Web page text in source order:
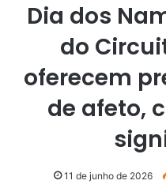
Dia dos
do
oferecem
de afeto,
11 de junho de 2026